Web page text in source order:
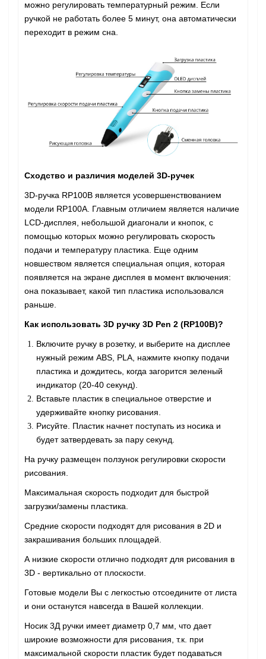
можно регулировать температурный режим. Если
ручкой не работать более 5 минут, она автоматически
переходит в режим сна.
Сходство и различия моделей 3D-ручек
3D-ручка RP100B является усовершенствованием
модели RP100А. Главным отличием является наличие
LCD-дисплея, небольшой диагонали и кнопок, с
помощью которых можно регулировать скорость
подачи и температуру пластика. Еще одним
новшеством является специальная опция, которая
появляется на экране дисплея в момент включения:
она показывает, какой тип пластика использовался
раньше.
Как использовать 3D ручку 3D Pen 2 (RP100B)?
Включите ручку в розетку, и выберите на дисплее
нужный режим ABS, PLA, нажмите кнопку подачи
пластика и дождитесь, когда загорится зеленый
индикатор (20-40 секунд).
Вставьте пластик в специальное отверстие и
удерживайте кнопку рисования.
Рисуйте. Пластик начнет поступать из носика и
будет затвердевать за пару секунд.
На ручку размещен ползунок регулировки скорости
рисования.
Максимальная скорость подходит для быстрой
загрузки/замены пластика.
Средние скорости подходят для рисования в 2D и
закрашивания больших площадей.
А низкие скорости отлично подходят для рисования в
3D - вертикально от плоскости.
Готовые модели Вы с легкостью отсоедините от листа
и они останутся навсегда в Вашей коллекции.
Носик 3Д ручки имеет диаметр 0,7 мм, что дает
широкие возможности для рисования, т.к. при
максимальной скорости пластик будет подаваться